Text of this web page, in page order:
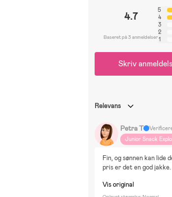
4.7
Baseret på 3 anmeldelser
5
4
3
2
1
Skriv
Relevans
Petra T
Junior Snack
Fin, og sønnen kan lide
pris er det en god jakke.
Vis original